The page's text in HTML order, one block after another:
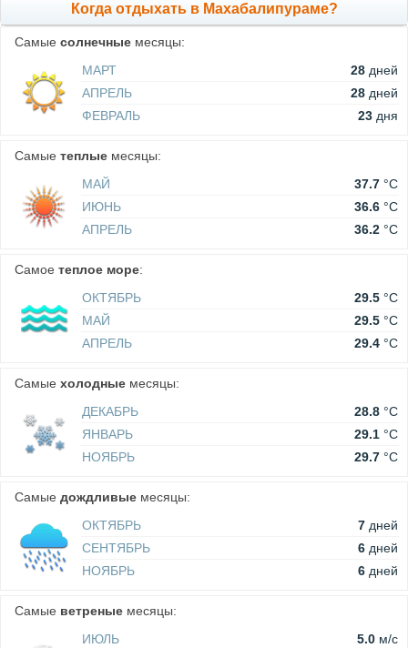
Когда отдыхать в Махабалипураме?
Самые солнечные месяцы:
МАРТ
28 дней
АПРЕЛЬ
28 дней
ФЕВРАЛЬ
23 дня
Самые теплые месяцы:
МАЙ
37.7 °C
ИЮНЬ
36.6 °C
АПРЕЛЬ
36.2 °C
Самое теплое море:
ОКТЯБРЬ
29.5 °C
МАЙ
29.5 °C
АПРЕЛЬ
29.4 °C
Самые холодные месяцы:
ДЕКАБРЬ
28.8 °C
ЯНВАРЬ
29.1 °C
НОЯБРЬ
29.7 °C
Самые дождливые месяцы:
ОКТЯБРЬ
7 дней
СЕНТЯБРЬ
6 дней
НОЯБРЬ
6 дней
Самые ветреные месяцы:
ИЮЛЬ
5.0 м/c